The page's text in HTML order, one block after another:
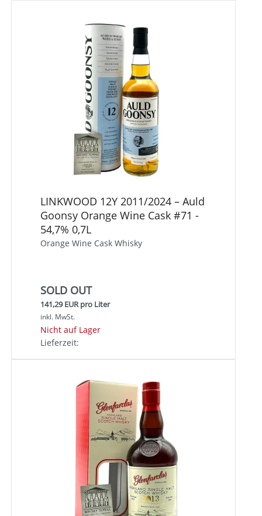
LINKWOOD 12Y 2011/2024 – Auld
Goonsy Orange Wine Cask #71 -
54,7% 0,7L
Orange Wine Cask Whisky
SOLD OUT
141,29 EUR pro Liter
inkl. MwSt.
Nicht auf Lager
Lieferzeit: